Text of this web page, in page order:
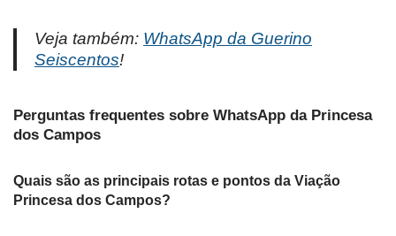
Veja também: WhatsApp da Guerino
Seiscentos!
Perguntas frequentes sobre WhatsApp da Princesa
dos Campos
Quais são as principais rotas e pontos da Viação
Princesa dos Campos?